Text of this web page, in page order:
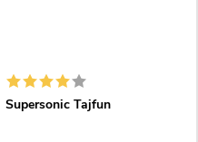
Supersonic Tajfun